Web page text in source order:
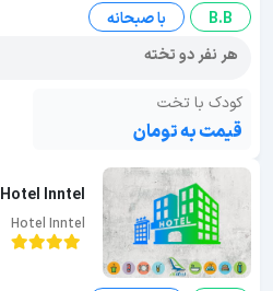
B.B
با صبحانه
هر نفر دو تخته
کودک با تخت
قیمت به تومان
Hotel Inntel
Hotel Inntel